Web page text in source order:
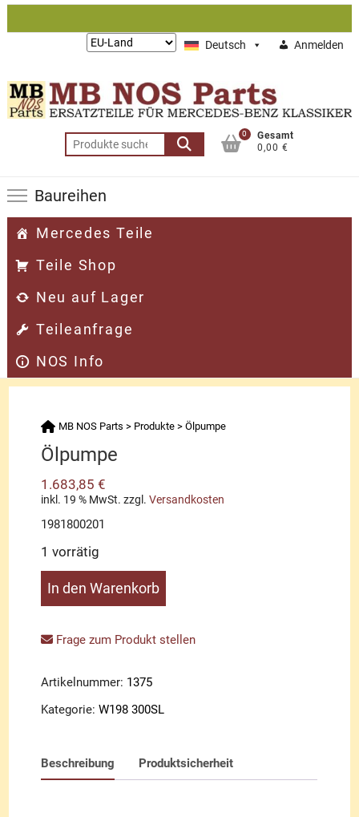
Zum
Deutsch Anmelden
Lieferung
Suchen
nach:
0
Gesamt
0,00 €
Baureihen
Mercedes Teile
Teile Shop
Neu auf Lager
Teileanfrage
NOS Info
MB NOS Parts > Produkte >Ölpumpe
Ölpumpe
1.683,85€
inkl. 19 % MwSt. zzgl.Versandkosten
1981800201
1 vorrätig
Ölpumpe
In den Warenkorb
Frage zum Produkt stellen
Artikelnummer: 1375
Kategorie:W198 300SL
Beschreibung Produktsicherheit